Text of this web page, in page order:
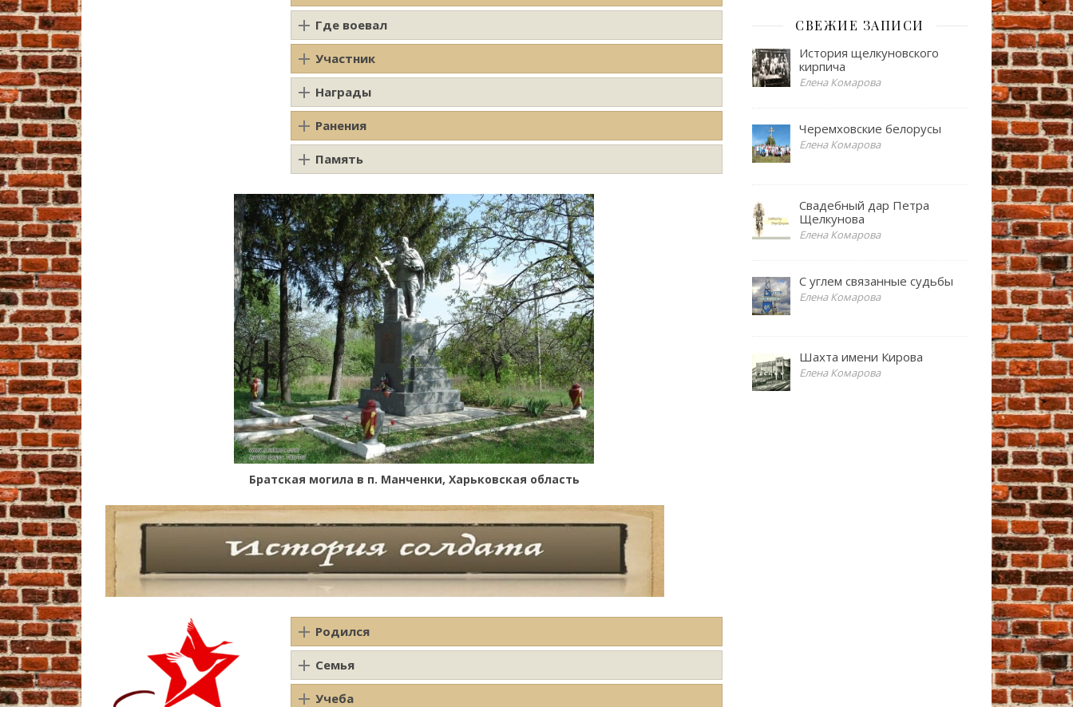
Где воевал
Участник
Награды
Ранения
Память
Братская могила в п. Манченки, Харьковская область
Родился
Семья
Учеба
СВЕЖИЕ ЗАПИСИ
История щелкуновского
кирпича
Елена Комарова
Черемховские белорусы
Елена Комарова
Свадебный дар Петра
Щелкунова
Елена Комарова
С углем связанные судьбы
Елена Комарова
Шахта имени Кирова
Елена Комарова